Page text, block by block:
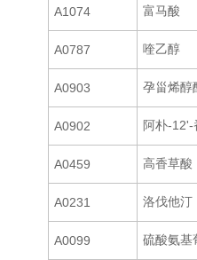
A1074 富马酸
A0787 喹乙醇
A0903 孕甾烯醇
A0902 阿朴-12'-
A0459 高香草酸
A0231 洛伐他汀
A0099 硫酸氨基